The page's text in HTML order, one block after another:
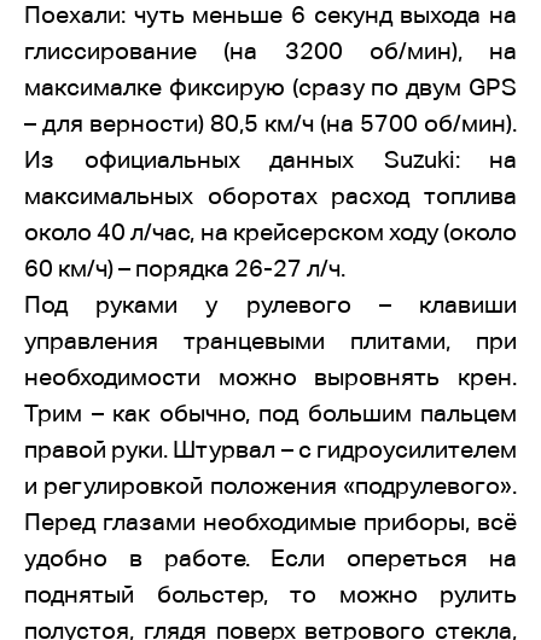
Поехали: чуть меньше 6 секунд выхода на
глиссирование (на 3200 об/мин), на
максималке фиксирую (сразу по двум GPS
– для верности) 80,5 км/ч (на 5700 об/мин).
Из официальных данных Suzuki: на
максимальных оборотах расход топлива
около 40 л/час, на крейсерском ходу (около
60 км/ч) – порядка 26-27 л/ч.
Под руками у рулевого – клавиши
управления транцевыми плитами, при
необходимости можно выровнять крен.
Трим – как обычно, под большим пальцем
правой руки. Штурвал – с гидроусилителем
и регулировкой положения «подрулевого».
Перед глазами необходимые приборы, всё
удобно в работе. Если опереться на
поднятый больстер, то можно рулить
полустоя, глядя поверх ветрового стекла,